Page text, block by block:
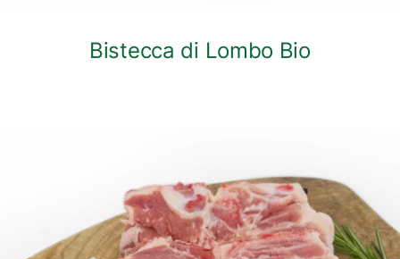
Bistecca di Lombo Bio